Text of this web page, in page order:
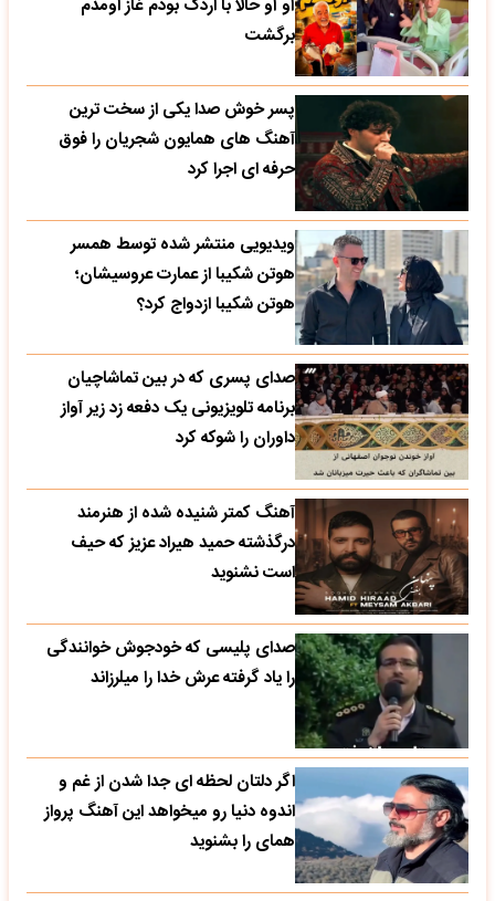
آو آو حالا با اردک بودم غاز اومدم
برگشت
پسر خوش صدا یکی از سخت ترین
آهنگ های همایون شجریان را فوق
حرفه ای اجرا کرد
ویدیویی منتشر شده توسط همسر
هوتن شکیبا از عمارت عروسیشان؛
هوتن شکیبا ازدواج کرد؟
صدای پسری که در بین تماشاچیان
برنامه تلویزیونی یک دفعه زد زیر آواز
داوران را شوکه کرد
آهنگ کمتر شنیده شده از هنرمند
درگذشته حمید هیراد عزیز که حیف
است نشنوید
صدای پلیسی که خودجوش خوانندگی
را یاد گرفته عرش خدا را میلرزاند
اگر دلتان لحظه ای جدا شدن از غم و
اندوه دنیا رو میخواهد این آهنگ پرواز
همای را بشنوید